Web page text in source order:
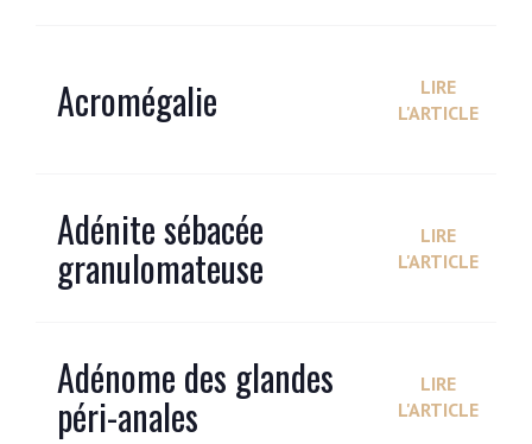
Acromégalie
LIRE
L'ARTICLE
Adénite sébacée
granulomateuse
LIRE
L'ARTICLE
Adénome des glandes
péri-anales
LIRE
L'ARTICLE